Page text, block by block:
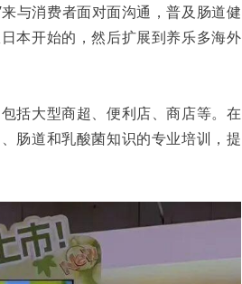
与消费者面对面沟通，普及肠道健
本开始的，然后扩展到养乐多海外
括大型商超、便利店、商店等。在
肠道和乳酸菌知识的专业培训，提